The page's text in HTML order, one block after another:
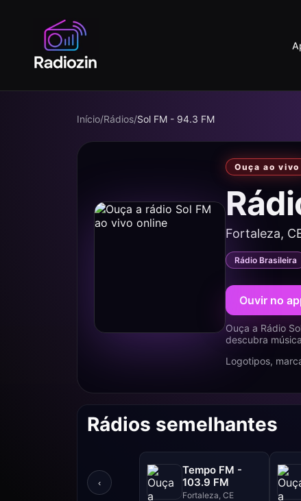
Início/Rádios/Sol FM - 94.3 FM
Ouça ao vivo
Fortaleza,
Rádio Brasileira
Ouvir no
Ouça a Rádio
descubra
Logotipos,
Rádios semelhantes
‹
Tempo FM -
103.9 FM
Fortaleza, CE